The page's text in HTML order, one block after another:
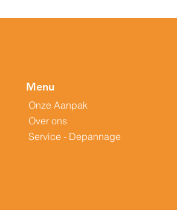
Menu
Onze Aanpak
Over ons
Service - Depannage